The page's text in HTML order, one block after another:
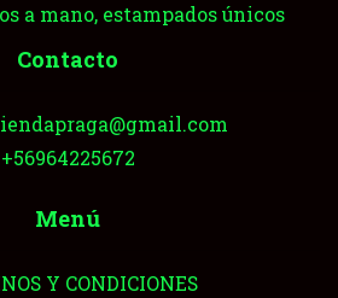
a mano, estampados únicos
Contacto
+56964225672
Menú
Y CONDICIONES